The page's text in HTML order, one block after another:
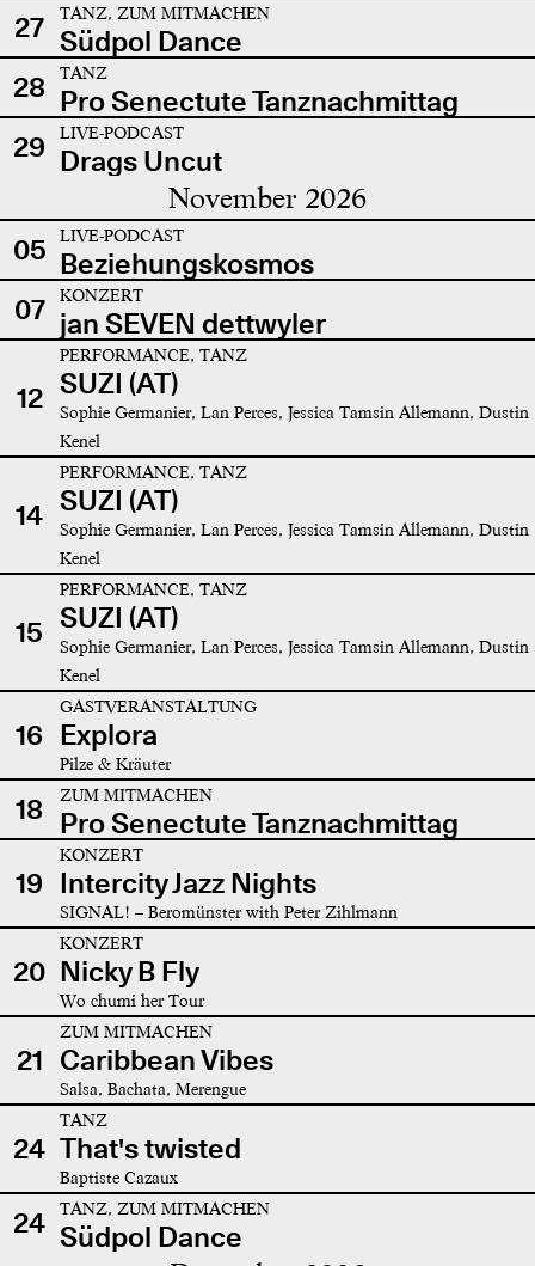
27 TANZ, ZUM MITMACHEN
Südpol Dance
28
TANZ
Pro Senectute Tanznachmittag
29
LIVE-PODCAST
Drags Uncut
November 2026
05 LIVE-PODCAST
Beziehungskosmos
07
KONZERT
jan SEVEN dettwyler
12
PERFORMANCE, TANZ
SUZI (AT)
Sophie Germanier, Lan Perces, Jessica Tamsin Allemann, Dustin
Kenel
14
PERFORMANCE, TANZ
SUZI (AT)
Sophie Germanier, Lan Perces, Jessica Tamsin Allemann, Dustin
Kenel
15
PERFORMANCE, TANZ
SUZI (AT)
Sophie Germanier, Lan Perces, Jessica Tamsin Allemann, Dustin
Kenel
16
GASTVERANSTALTUNG
Explora
Pilze & Kräuter
18 ZUM MITMACHEN
Pro Senectute Tanznachmittag
19
KONZERT
Intercity Jazz Nights
SIGNAL! – Beromünster with Peter Zihlmann
20
KONZERT
Nicky B Fly
Wo chumi her Tour
21
ZUM MITMACHEN
Caribbean Vibes
Salsa, Bachata, Merengue
24
TANZ
That's twisted
Baptiste Cazaux
24 TANZ, ZUM MITMACHEN
Südpol Dance